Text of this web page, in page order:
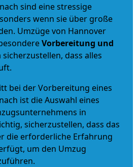
sind eine stressige
wenn sie über große
Umzüge von Hannover
Vorbereitung und
sicherzustellen, dass alles
bei der Vorbereitung eines
ist die Auswahl eines
in
sicherzustellen, dass das
die erforderliche Erfahrung
um den Umzug